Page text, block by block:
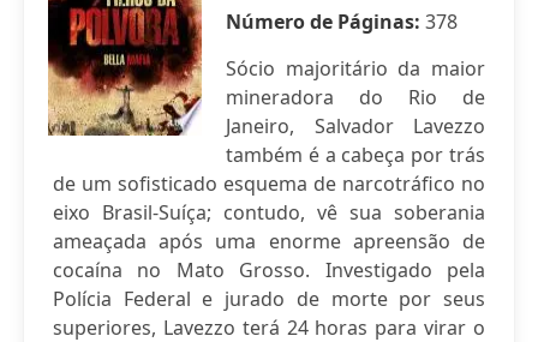
Número de Páginas: 378
Sócio majoritário da maior
mineradora do Rio de
Janeiro, Salvador Lavezzo
também é a cabeça por trás
de um sofisticado esquema de narcotráfico no
eixo Brasil-Suíça; contudo, vê sua soberania
ameaçada após uma enorme apreensão de
cocaína no Mato Grosso. Investigado pela
Polícia Federal e jurado de morte por seus
superiores, Lavezzo terá 24 horas para virar o